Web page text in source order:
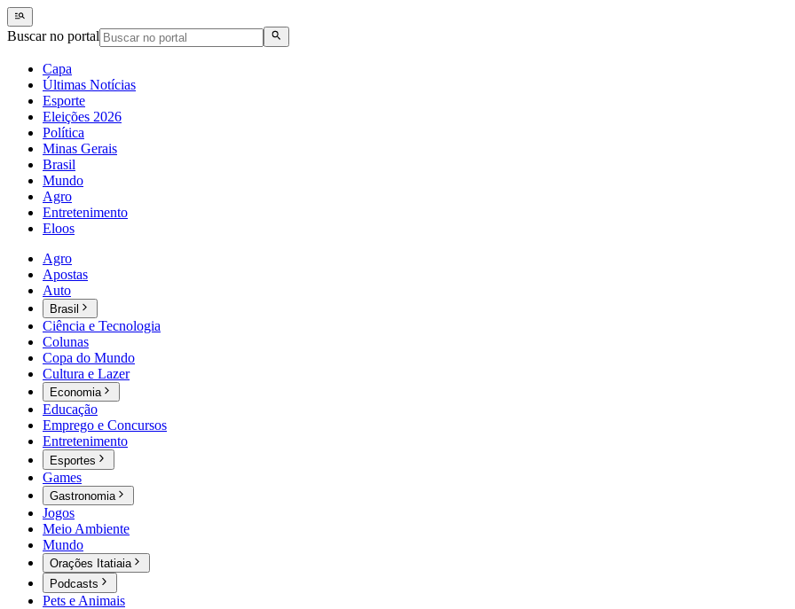
Buscar no portal
Capa
Últimas Notícias
Esporte
Eleições 2026
Política
Minas Gerais
Brasil
Mundo
Agro
Entretenimento
Eloos
Agro
Apostas
Auto
Brasil
Ciência e Tecnologia
Colunas
Copa do Mundo
Cultura e Lazer
Economia
Educação
Emprego e Concursos
Entretenimento
Esportes
Games
Gastronomia
Jogos
Meio Ambiente
Mundo
Orações Itatiaia
Podcasts
Pets e Animais